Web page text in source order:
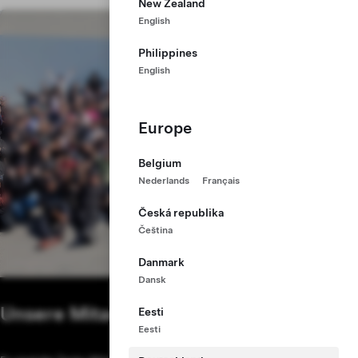
New Zealand
English
Philippines
English
Europe
Belgium
Nederlands Français
Česká republika
Čeština
Danmark
Dansk
Eesti
Eesti
Unsere Mitarbeiter